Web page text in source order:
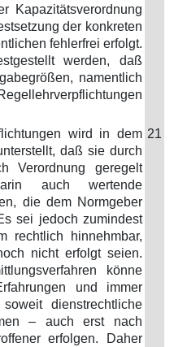
Kapazitätsverordnung
der konkreten
fehlerfrei erfolgt.
werden, daß
namentlich
wird in dem
daß sie durch
Verordnung geregelt
auch wertende
die dem Normgeber
sei jedoch zumindest
rechtlich hinnehmbar,
nicht erfolgt seien.
könne
und immer
dienstrechtliche
– auch erst nach
erfolgen. Daher
21